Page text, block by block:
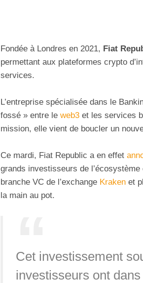
Fondée à Londres en 2021, Fiat
permettant aux plateformes crypto
services.
L’entreprise spécialisée dans le
fossé » entre le web3 et les services
mission, elle vient de boucler un
Ce mardi, Fiat Republic a en effet
grands investisseurs de
branche VC de l’exchange Kraken et
la main au pot.
Cet investissement
investisseurs ont